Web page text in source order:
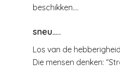
beschikken….
sneu…..
Los van de
Die mensen denken: